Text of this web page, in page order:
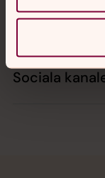
Hitta snabbt
Sociala